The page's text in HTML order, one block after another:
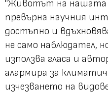
"Животът на нашата
превърна научния
достъпно и
не само наблюдател,
използва гласа и
алармира за
изчезването на